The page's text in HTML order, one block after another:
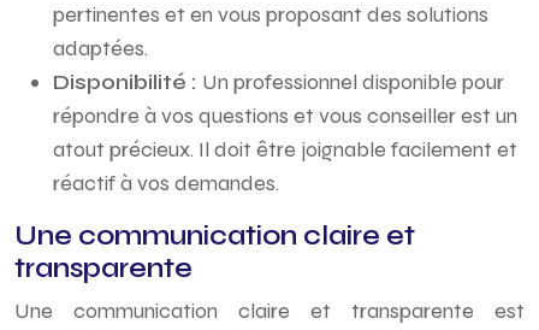
pertinentes et en vous proposant des solutions
adaptées.
Disponibilité : Un professionnel disponible pour
répondre à vos questions et vous conseiller est un
atout précieux. Il doit être joignable facilement et
réactif à vos demandes.
Une communication claire et
transparente
Une communication claire et transparente est